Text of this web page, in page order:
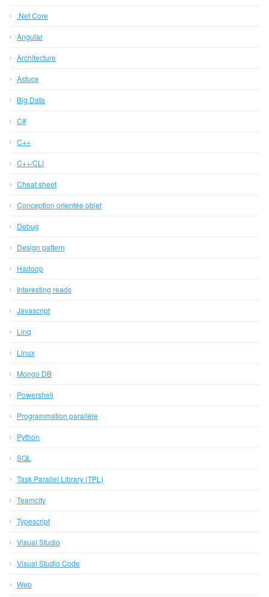
.Net Core
Angular
Architecture
Astuce
Big Data
C#
C++
C++/CLI
Cheat sheet
Conception orientée objet
Debug
Design pattern
Hadoop
Interesting reads
Javascript
Linq
Linux
Mongo DB
Powershell
Programmation parallèle
Python
SQL
Task Parallel Library (TPL)
Teamcity
Typescript
Visual Studio
Visual Studio Code
Web